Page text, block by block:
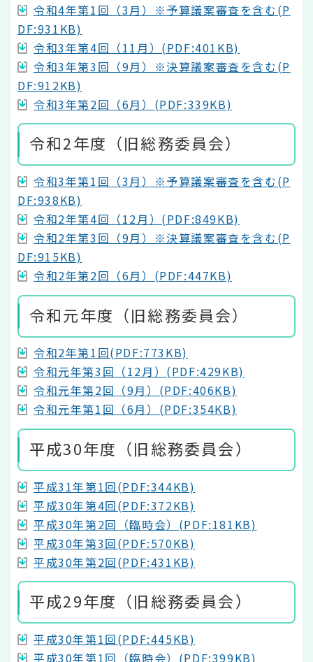
令和4年第1回（3月）※予算議案審査を含む(P
DF:931KB)
令和3年第4回（11月）(PDF:401KB)
令和3年第3回（9月）※決算議案審査を含む(P
DF:912KB)
令和3年第2回（6月）(PDF:339KB)
令和2年度（旧総務委員会）
令和3年第1回（3月）※予算議案審査を含む(P
DF:938KB)
令和2年第4回（12月）(PDF:849KB)
令和2年第3回（9月）※決算議案審査を含む(P
DF:915KB)
令和2年第2回（6月）(PDF:447KB)
令和元年度（旧総務委員会）
令和2年第1回(PDF:773KB)
令和元年第3回（12月）(PDF:429KB)
令和元年第2回（9月）(PDF:406KB)
令和元年第1回（6月）(PDF:354KB)
平成30年度（旧総務委員会）
平成31年第1回(PDF:344KB)
平成30年第4回(PDF:372KB)
平成30年第2回（臨時会）(PDF:181KB)
平成30年第3回(PDF:570KB)
平成30年第2回(PDF:431KB)
平成29年度（旧総務委員会）
平成30年第1回(PDF:445KB)
平成30年第1回（臨時会）(PDF:399KB)